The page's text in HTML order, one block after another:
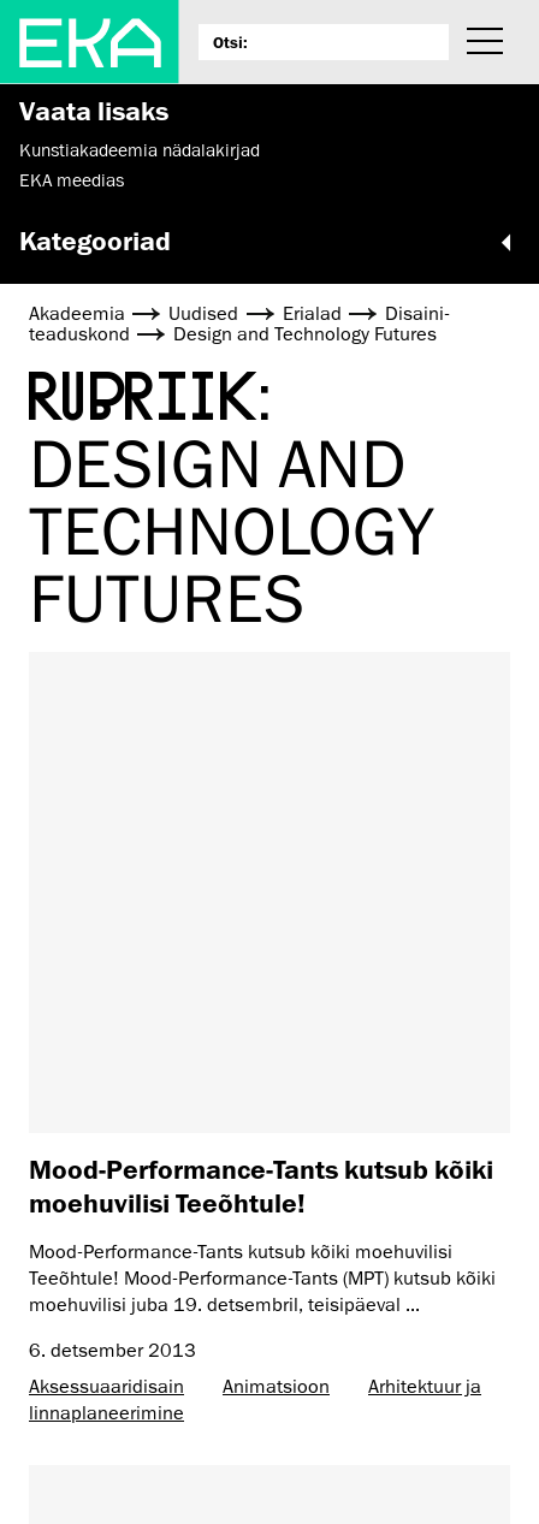
Vaata lisaks
Kunstiakadeemia nädalakirjad
EKA meedias
Kategooriad
Akadeemia Uudised Erialad
Disaini­­
teaduskond
Design and Technology Futures
RUBRIIK:
DESIGN AND
TECHNOLOGY
FUTURES
Mood-Performance-Tants kutsub kõiki
moehuvilisi Teeõhtule!
Mood-Performance-Tants kutsub kõiki moehuvilisi
Teeõhtule! Mood-Performance-Tants (MPT) kutsub kõiki
moehuvilisi juba 19. detsembril, teisipäeval ...
6. detsember 2013
Aksessuaaridisain
Animatsioon
Arhitektuur ja
linnaplaneerimine